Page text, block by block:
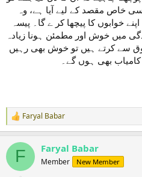
خاص مقصد کے لیے آیا ہے، وہ
خوابوں کا پیچھا کر ے گا۔ پیسہ
میں خوش اور مطمئن ہونا زیادہ
سے کرتے ہیں تو خوش بھی رہیں
بھی ہوں گے۔
R
e
c
i
Faryal Babar
F Faryal Babar
Member New Member